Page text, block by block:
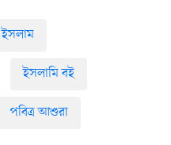
ইসলাম
ইসলামি বই
পবিত্র আশুরা